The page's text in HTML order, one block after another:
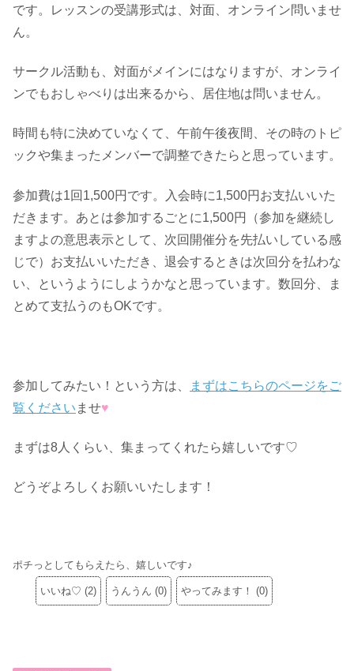
です。レッスンの受講形式は、対面、オンライン問いませ
ん。
サークル活動も、対面がメインにはなりますが、オンライ
ンでもおしゃべりは出来るから、居住地は問いません。
時間も特に決めていなくて、午前午後夜間、その時のトピ
ックや集まったメンバーで調整できたらと思っています。
参加費は1回1,500円です。入会時に1,500円お支払いいた
だきます。あとは参加するごとに1,500円（参加を継続し
ますよの意思表示として、次回開催分を先払いしている感
じで）お支払いいただき、退会するときは次回分を払わな
い、というようにしようかなと思っています。数回分、ま
とめて支払うのもOKです。
参加してみたい！という方は、
まずはこちらのページをご
覧ください ませ♥
まずは8人くらい、集まってくれたら嬉しいです♡
どうぞよろしくお願いいたします！
ポチっとしてもらえたら、嬉しいです♪
いいね♡ (2) うんうん (0) やってみます！ (0)